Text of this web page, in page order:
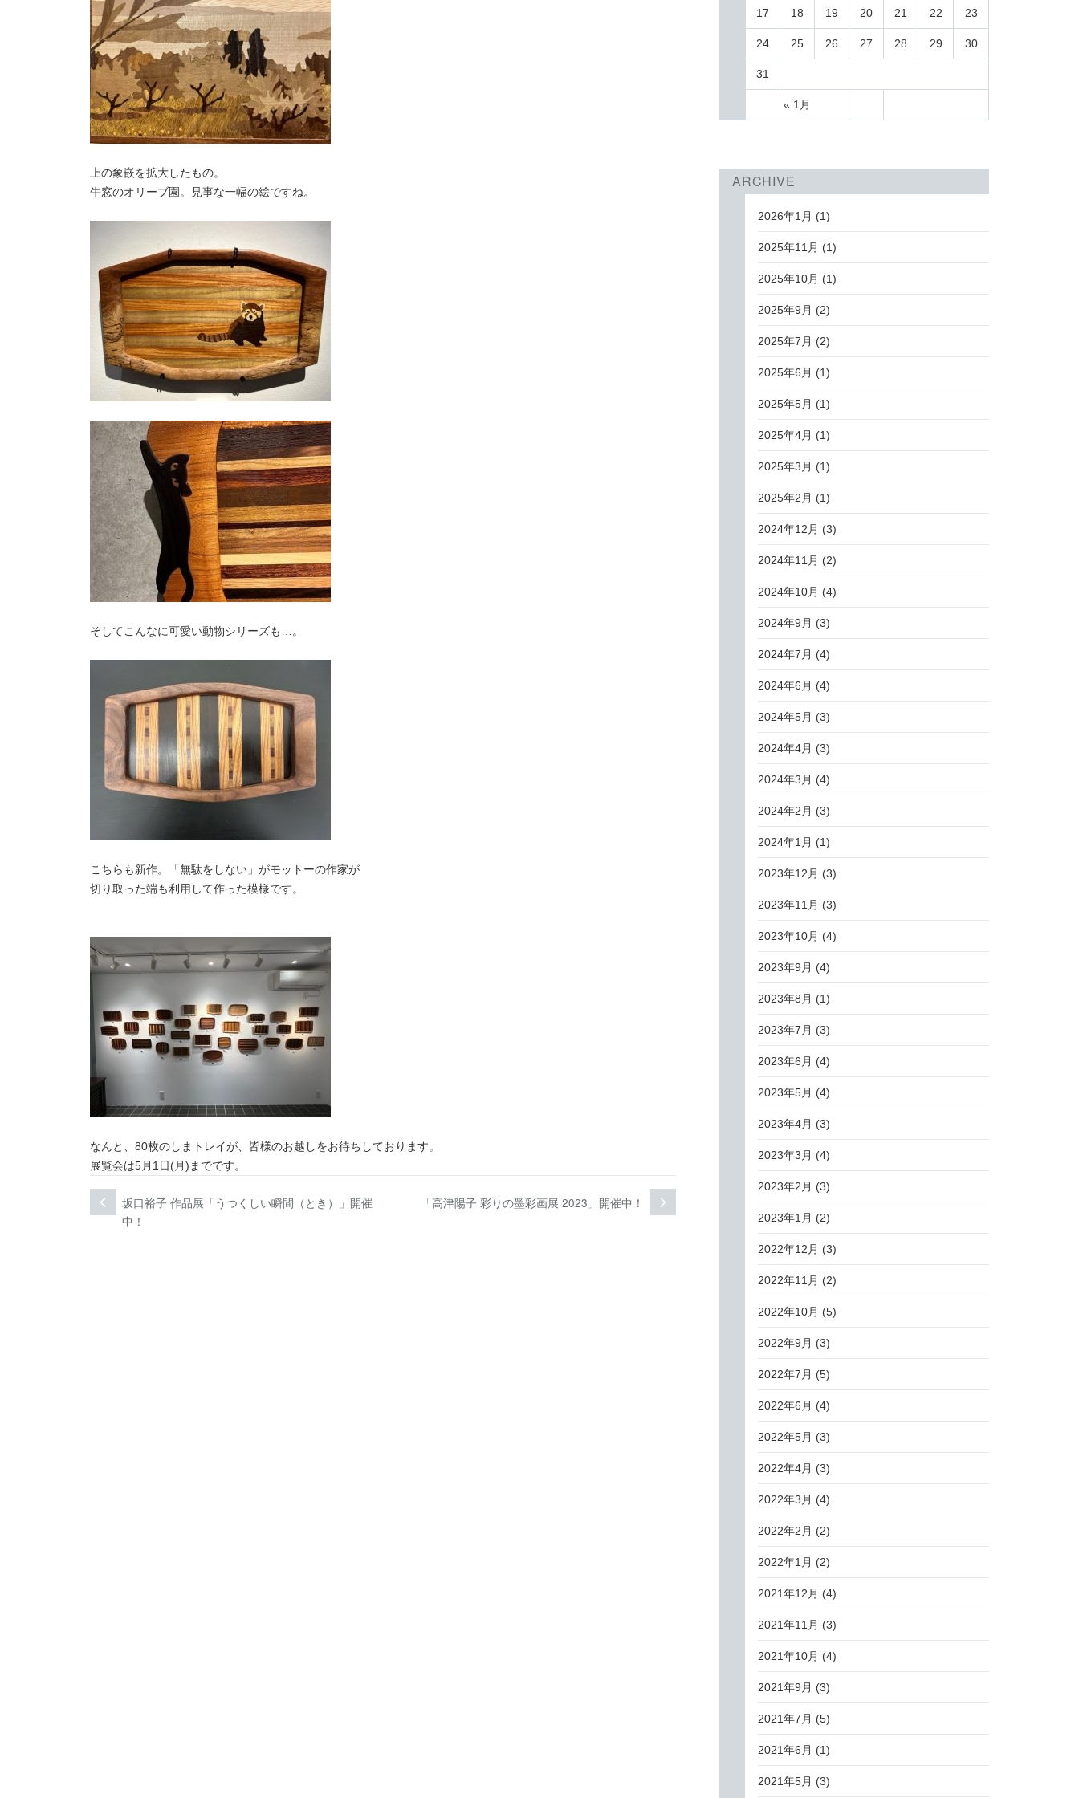
上の象嵌を拡大したもの。
牛窓のオリーブ園。見事な一幅の絵ですね。
そしてこんなに可愛い動物シリーズも…。
こちらも新作。「無駄をしない」がモットーの作家が
切り取った端も利用して作った模様です。
なんと、80枚のしまトレイが、皆様のお越しをお待ちしております。
展覧会は5月1日(月)までです。
投
稿
前
過
「高津陽子 彩りの墨彩画展 2023」開催中！
次
次
の
坂口裕子 作品展「うつくしい瞬間（とき）」開催
中！
« 1月
17 18 19 20 21 22 23
24 25 26 27 28 29 30
31
ARCHIVE
2026年1月 (1)
2025年11月 (1)
2025年10月 (1)
2025年9月 (2)
2025年7月 (2)
2025年6月 (1)
2025年5月 (1)
2025年4月 (1)
2025年3月 (1)
2025年2月 (1)
2024年12月 (3)
2024年11月 (2)
2024年10月 (4)
2024年9月 (3)
2024年7月 (4)
2024年6月 (4)
2024年5月 (3)
2024年4月 (3)
2024年3月 (4)
2024年2月 (3)
2024年1月 (1)
2023年12月 (3)
2023年11月 (3)
2023年10月 (4)
2023年9月 (4)
2023年8月 (1)
2023年7月 (3)
2023年6月 (4)
2023年5月 (4)
2023年4月 (3)
2023年3月 (4)
2023年2月 (3)
2023年1月 (2)
2022年12月 (3)
2022年11月 (2)
2022年10月 (5)
2022年9月 (3)
2022年7月 (5)
2022年6月 (4)
2022年5月 (3)
2022年4月 (3)
2022年3月 (4)
2022年2月 (2)
2022年1月 (2)
2021年12月 (4)
2021年11月 (3)
2021年10月 (4)
2021年9月 (3)
2021年7月 (5)
2021年6月 (1)
2021年5月 (3)